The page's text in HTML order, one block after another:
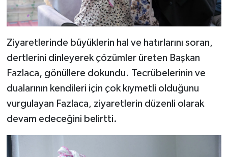
Ziyaretlerinde büyüklerin hal ve hatırlarını soran,
dertlerini dinleyerek çözümler üreten Başkan
Fazlaca, gönüllere dokundu. Tecrübelerinin ve
dualarının kendileri için çok kıymetli olduğunu
vurgulayan Fazlaca, ziyaretlerin düzenli olarak
devam edeceğini belirtti.